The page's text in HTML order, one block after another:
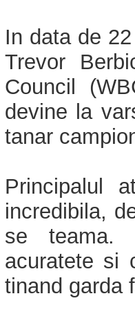
In data de
Trevor
Council
devine la
tanar
Principalul
incredibila,
se teama.
acuratete si
tinand garda